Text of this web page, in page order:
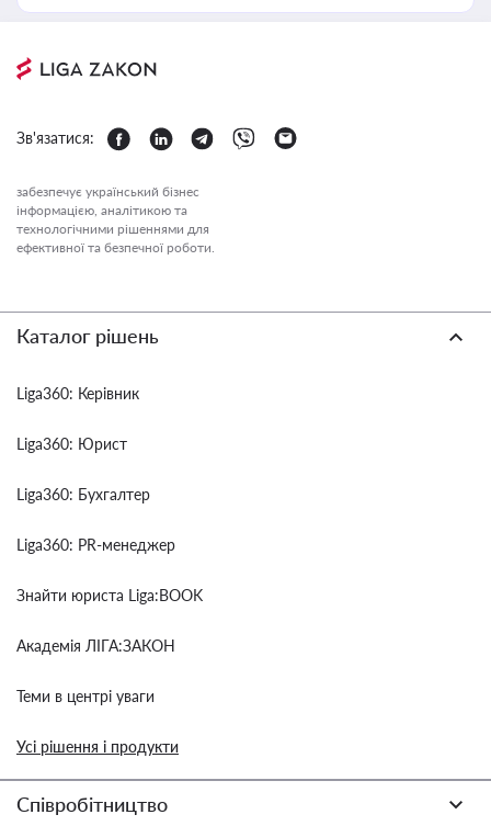
Зв'язатися:
забезпечує український бізнес
інформацією, аналітикою та
технологічними рішеннями для
ефективної та безпечної роботи.
Каталог рішень
Liga360: Керівник
Liga360: Юрист
Liga360: Бухгалтер
Liga360: PR-менеджер
Знайти юриста Liga:BOOK
Академія ЛІГА:ЗАКОН
Теми в центрі уваги
Усі рішення і продукти
Співробітництво